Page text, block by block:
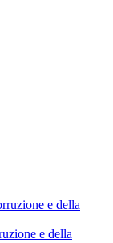
e della
e della